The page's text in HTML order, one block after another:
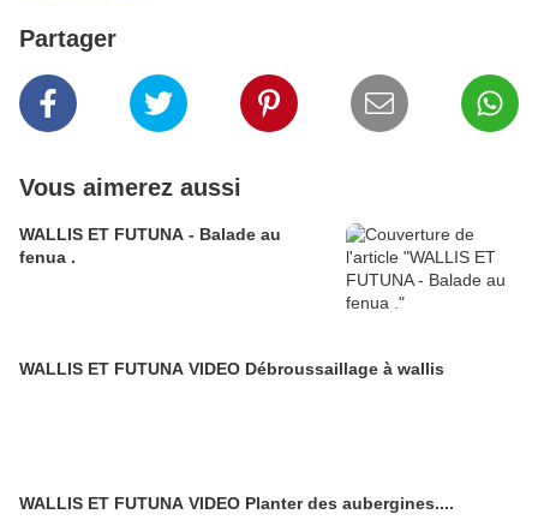
Partager
Vous aimerez aussi
WALLIS ET FUTUNA - Balade au
fenua .
WALLIS ET FUTUNA VIDEO Débroussaillage à wallis
WALLIS ET FUTUNA VIDEO Planter des aubergines....